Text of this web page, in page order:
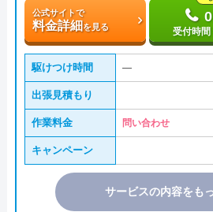
公式サイトで
料金詳細を見る 受付時間
駆けつけ時間 ―
出張見積もり
作業料金 問い合わせ
キャンペーン
サービスの内容をも